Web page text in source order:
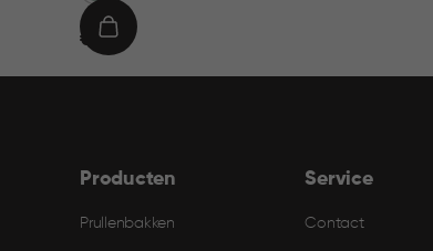
€€ 9,95
IN
Producten
Prullenbakken
Service
Contact